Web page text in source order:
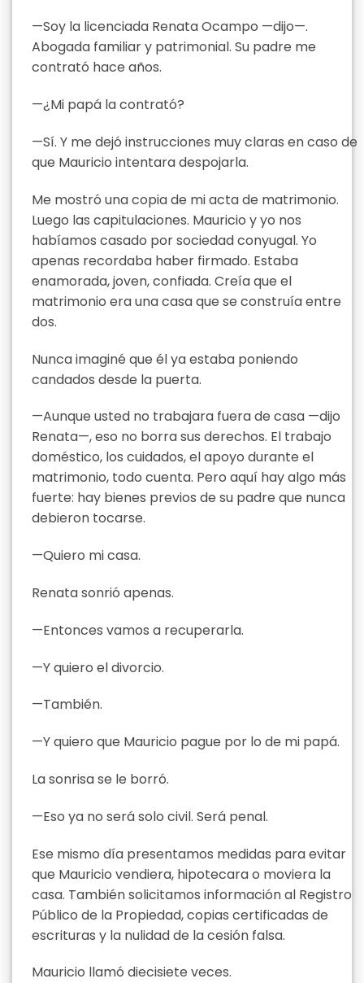
—Soy la licenciada Renata Ocampo —dijo—.
Abogada familiar y patrimonial. Su padre me
contrató hace años.
—¿Mi papá la contrató?
—Sí. Y me dejó instrucciones muy claras en caso de
que Mauricio intentara despojarla.
Me mostró una copia de mi acta de matrimonio.
Luego las capitulaciones. Mauricio y yo nos
habíamos casado por sociedad conyugal. Yo
apenas recordaba haber firmado. Estaba
enamorada, joven, confiada. Creía que el
matrimonio era una casa que se construía entre
dos.
Nunca imaginé que él ya estaba poniendo
candados desde la puerta.
—Aunque usted no trabajara fuera de casa —dijo
Renata—, eso no borra sus derechos. El trabajo
doméstico, los cuidados, el apoyo durante el
matrimonio, todo cuenta. Pero aquí hay algo más
fuerte: hay bienes previos de su padre que nunca
debieron tocarse.
—Quiero mi casa.
Renata sonrió apenas.
—Entonces vamos a recuperarla.
—Y quiero el divorcio.
—También.
—Y quiero que Mauricio pague por lo de mi papá.
La sonrisa se le borró.
—Eso ya no será solo civil. Será penal.
Ese mismo día presentamos medidas para evitar
que Mauricio vendiera, hipotecara o moviera la
casa. También solicitamos información al Registro
Público de la Propiedad, copias certificadas de
escrituras y la nulidad de la cesión falsa.
Mauricio llamó diecisiete veces.